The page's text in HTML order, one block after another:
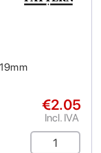
€2.05
Incl. IVA